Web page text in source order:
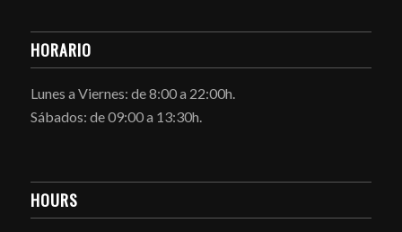
HORARIO
Lunes a Viernes: de 8:00 a 22:00h.
Sábados: de 09:00 a 13:30h.
HOURS